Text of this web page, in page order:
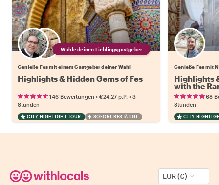
Wähle deinen Lieblingsgastgeber
Genieße Fes mit einem Gastgeber deiner Wahl
Highlights & Hidden Gems of Fes
146 Bewertungen • €24.27 p.P. • 3
Stunden
CITY HIGHLIGHT TOUR SOFORT BESTÄTIGT
Genieße Fes mit
Highlights
with the
68
Stunden
CITY
EUR (€)